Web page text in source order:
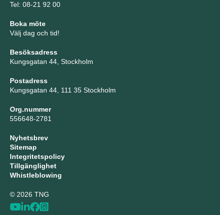
Tel: 08-21 92 00
Boka möte
Välj dag och tid!
Besöksadress
Kungsgatan 44, Stockholm
Postadress
Kungsgatan 44, 111 35 Stockholm
Org.nummer
556648-2781
Nyhetsbrev
Sitemap
Integritetspolicy
Tillgänglighet
Whistleblowing
© 2026 TNG